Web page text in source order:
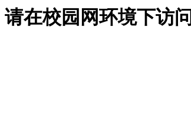
请在校园网环境下访问